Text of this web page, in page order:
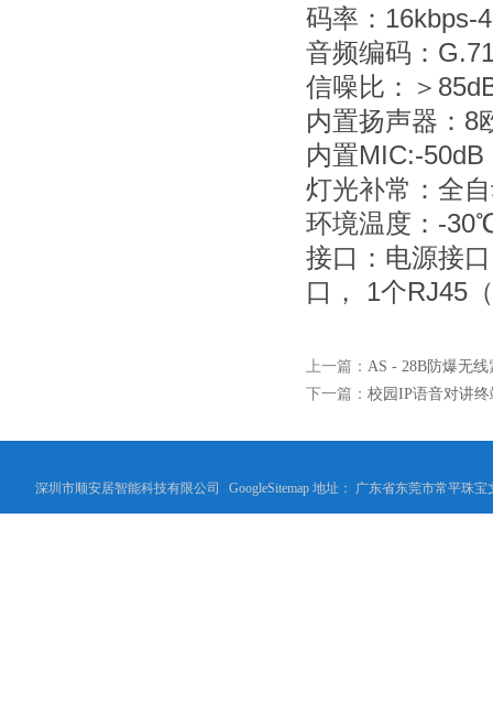
码率：16kbps-
音频编码：
信噪比：＞
内置扬声器：8
内置MIC:-50dB
灯光补常：全
环境温度：-
接口：电源接
口， 1个RJ45 （
上一篇： AS - 28B防爆无
下一篇： 校园IP语音对讲终
深圳市顺安居智能科技有限公司 GoogleSitemap地址： 广东省东莞市常平珠宝